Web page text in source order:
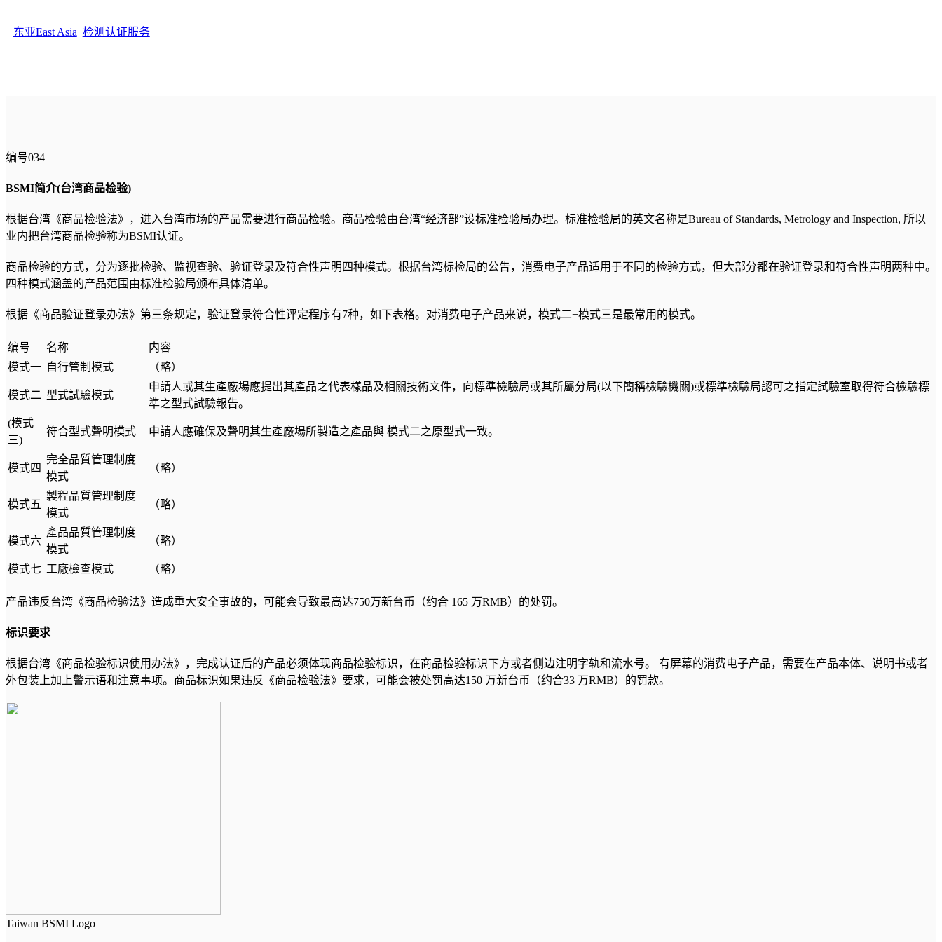
东亚East Asia 检测认证服务
编号034
BSMI简介(台湾商品检验)
根据台湾《商品检验法》，进入台湾市场的产品需要进行商品检验。商品检验由台湾“经济部”设标准检验局办理。标准检验局的英文名称是Bureau of Standards, Metrology and Inspection, 所以
业内把台湾商品检验称为BSMI认证。
商品检验的方式，分为逐批检验、监视查验、验证登录及符合性声明四种模式。根据台湾标检局的公告，消费电子产品适用于不同的检验方式，但大部分都在验证登录和符合性声明两种中。
四种模式涵盖的产品范围由标准检验局颁布具体清单。
根据《商品验证登录办法》第三条规定，验证登录符合性评定程序有7种，如下表格。对消费电子产品来说，模式二+模式三是最常用的模式。
编号 名称
内容
模式一 自行管制模式 （略）
模式二 型式試驗模式
申請人或其生產廠場應提出其產品之代表樣品及相關技術文件，向標準檢驗局或其所屬分局(以下簡稱檢驗機關)或標準檢驗局認可之指定試驗室取得符合檢驗標
準之型式試驗報告。
(模式
三)
符合型式聲明模式 申請人應確保及聲明其生產廠場所製造之產品與 模式二之原型式一致。
模式四
完全品質管理制度
模式
（略）
模式五
製程品質管理制度
模式
（略）
模式六
產品品質管理制度
模式
（略）
模式七 工廠檢查模式 （略）
产品违反台湾《商品检验法》造成重大安全事故的，可能会导致最高达750万新台币（约合 165 万RMB）的处罚。
标识要求
根据台湾《商品检验标识使用办法》，完成认证后的产品必须体现商品检验标识，在商品检验标识下方或者侧边注明字轨和流水号。 有屏幕的消费电子产品，需要在产品本体、说明书或者
外包装上加上警示语和注意事项。商品标识如果违反《商品检验法》要求，可能会被处罚高达150 万新台币（约合33 万RMB）的罚款。
Taiwan BSMI Logo